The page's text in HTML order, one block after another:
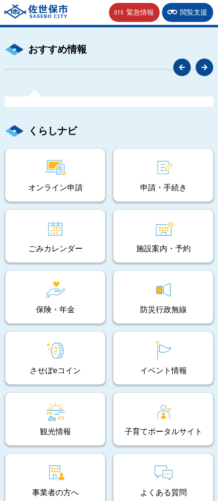
佐世保市 緊急情報 閲覧支援
おすすめ情報
くらしナビ
オンライン申請 申請・手続き
ごみカレンダー 施設案内・予約
保険・年金 防災行政無線
させぼeコイン イベント情報
観光情報 子育てポータルサイト
事業者の方へ よくある質問